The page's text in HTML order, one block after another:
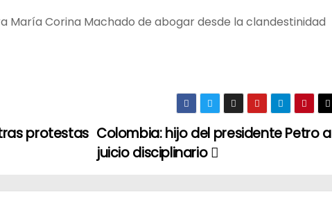
María Corina Machado de abogar desde la clandestinidad
Colombia: hijo del presidente Petro a
juicio disciplinario
protestas